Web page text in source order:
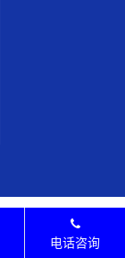
电话咨询